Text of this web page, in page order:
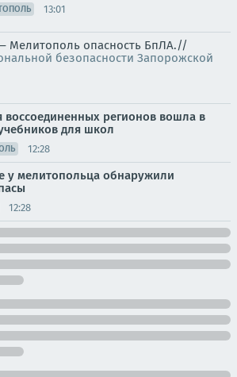
13:01
Мелитополь опасность БпЛА.//
безопасности Запорожской
воссоединенных регионов вошла в
для школ
12:28
у мелитопольца обнаружили
12:28